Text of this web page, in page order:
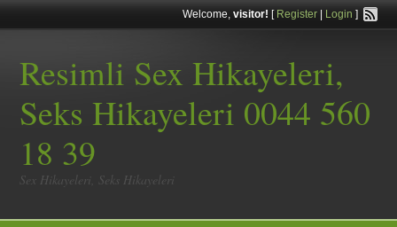
Welcome, visitor! [ Register| Login ]
Resimli Sex Hikayeleri,
Seks Hikayeleri 0044 560
18 39
Sex Hikayeleri, Seks Hikayeleri